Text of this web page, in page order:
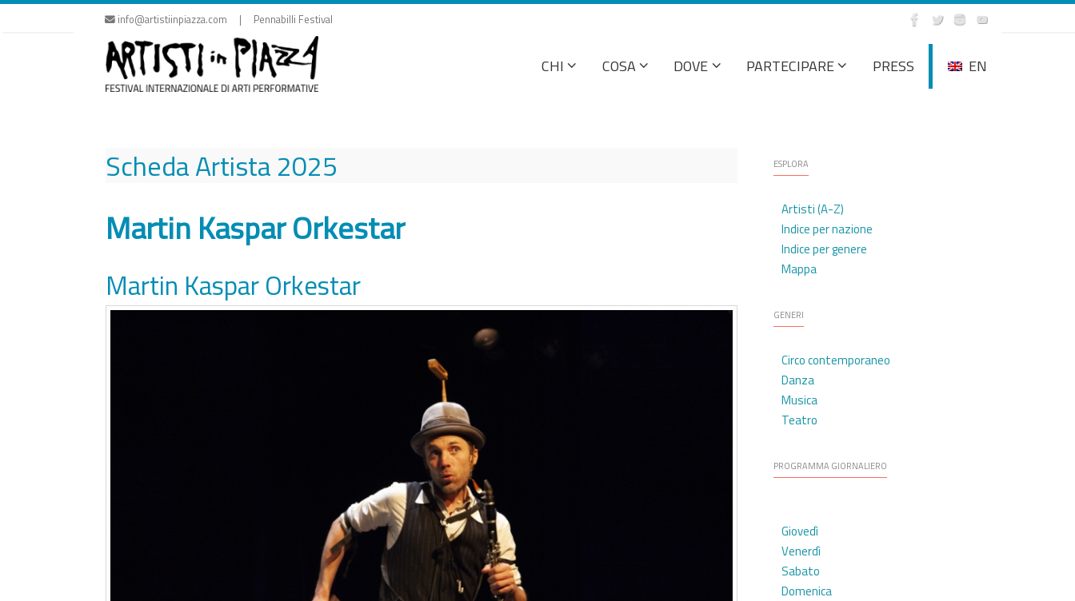
Vai
info@artistiinpiazza.com | Pennabilli Festival
CHI COSA DOVE PARTECIPARE PRESS EN
Scheda Artista2025
Martin Kaspar Orkestar
Martin Kaspar Orkestar
ESPLORA
Artisti (A-Z)
Indice per nazione
Indice per genere
Mappa
GENERI
Circo contemporaneo
Danza
Musica
Teatro
PROGRAMMA GIORNALIERO
Giovedì
Venerdì
Sabato
Domenica